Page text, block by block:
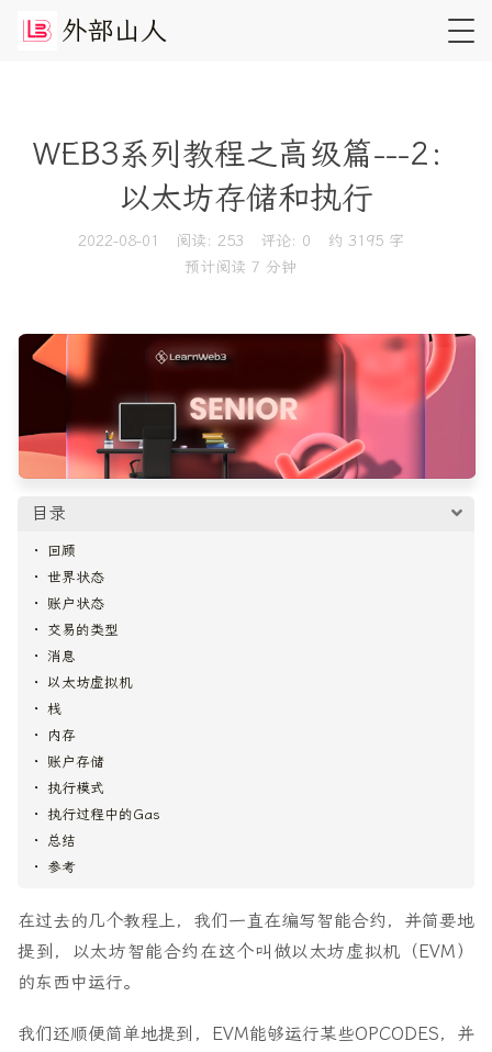
外部山 人
WEB3系列教程之高级篇---2：
以太坊存储和执行
2022-08-01 阅读: 253 评论: 0
约 3195 字
预计阅读 7 分钟
目录
回顾
世界状态
账户状态
交易的类型
消息
以太坊虚拟机
栈
内存
账户存储
执行模式
执行过程中的Gas
总结
参考
在过去的几个教程上，我们一直在编写智能合约，并简要地
提到，以太坊智能合约在这个叫做以太坊虚拟机（EVM）
的东西中运行。
我们还顺便简单地提到，EVM能够运行某些OPCODES，并